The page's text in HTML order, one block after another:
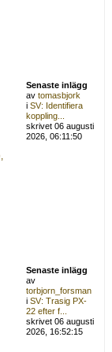
Senaste inlägg
avtomasbjork
iSV: Identifiera
koppling...
skrivet 06 augusti
2026, 06:11:50
Senaste inlägg
av
torbjorn_forsman
iSV: Trasig PX-
22 efter f...
skrivet 06 augusti
2026, 16:52:15